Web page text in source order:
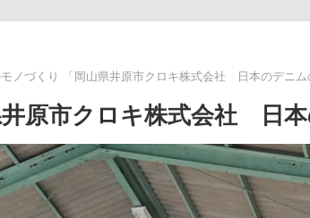
モノづくり 「岡山県井原市クロキ株式会社 日本のデニム
原市クロキ株式会社 日